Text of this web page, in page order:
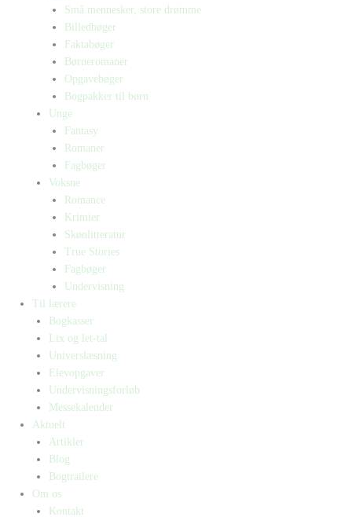
Små mennesker, store drømme
Billedbøger
Faktabøger
Børneromaner
Opgavebøger
Bogpakker til børn
Unge
Fantasy
Romaner
Fagbøger
Voksne
Romance
Krimier
Skønlitteratur
True Stories
Fagbøger
Undervisning
Til lærere
Bogkasser
Lix og let-tal
Universlæsning
Elevopgaver
Undervisningsforløb
Messekalender
Aktuelt
Artikler
Blog
Bogtrailere
Om os
Kontakt